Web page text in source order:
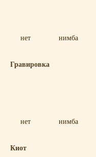
нет нимба
Гравировка
нет нимба
Киот